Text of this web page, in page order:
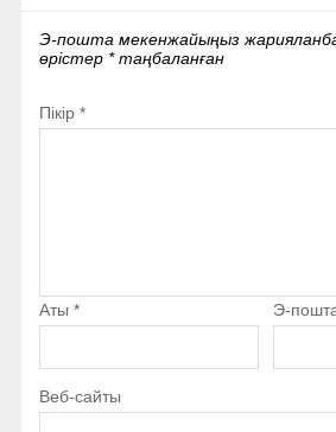
Э-пошта мекенжайыңыз
өрістер *таңбаланған
Пікір *
Аты * Э-
Веб-сайты